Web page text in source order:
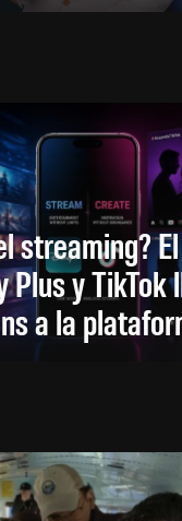
streaming?
Plus y TikTok
a la